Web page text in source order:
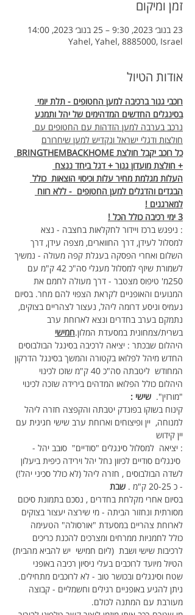
זמן ומיקום
23 בנוב׳ 2023, 9:30 – 25 בנוב׳ 2023, 14:00
Yahel, Yahel, 8885000, Israel
אודות הטיול
רוכבי גנור ברכיבה למען החטופים - תלת יומי
בסינגלים החדשים המדהימים של יהל ותמנע
נרכב בערבה למען הזדהות עם החטופים עם
חולצות ודגלי ישראל ונקדיש למען שיחרורם
+ חולצת מועדון גנור + דגל ביחד ננצח
העלות מגלמת מחיר עלות וכיסוי הוצאות  כולל
הבגדים והדגלים למען החטופים  - ללא רווח
למארגנים !
3 ימי רכיבה כולל הכל !
: ניפגש ברכז ויידור לחקלאות בחצבה - נצא
למסלול לעידן, דרך החווארים, מצפה עידן, דרך
השלום ואחרי הפסקה בעגלת קפה מעולה - נמשיך
לשמורת שיזף למסלול מעגלי סה"כ 42 ק"מ עם
250מ' טיפוס מצטבר - דרך מעולה לחמם את
המנועים והאופניים לקראת הצפוי להם מחר. בסיום
נעמיס וניסע דרומה ליהל, נעצור לצהריים בצוקים,
נתמקם בערב בחדרים ונצא לארוחת ערב
בשרית/צמחונית במסעדת המלון.חמישי
היהלום שבכתר : יציאה לרכיבה בסינגל הבולבוסים
החדש מיהל לפלואו בקטורה והמשך בסינגל הדרקון
המחודש  ליטבתה סה"כ 40 ק"מ שזכו לכינוי
היהלום כולל הפלואו המדהים בירידה שזכה לכינוי
"מורזין". שישי :
קינוח בשוקו בפונדק יטבתה והקפצה חזרה ליהל
למנוחה,  יין ופיצוחים וארוחת ערב שישי חגיגית עם
יין קידוש
: יציאה  למסלול סינגלים "סודיים"  סובב יהל -
סינגלים סודיים לכיוון נחל יהל וירידה כיפית ביעלון
לשדה הבולבוסים , חזרה ליהל (לא כולל סכיני יהל!)
- כ 20-25 ק"מ .
שבת
בסיום אחרי מקלחת בחדרים , נסכם בתמונת סיכום
מסורתית ונחזור הביתה - מי שירצה יעצור בצוקים
לארוחת צהריים במסעדת "אורסולה" הטעימה
כולל לחמניות ממרחים ומצרכים להכנת כריכים
לרכיבות שישי ושבת  (ליום חמישי  יש להביא מהבית)
הטיול מיועד לרוכבים בעלי ניסיון רכיבה באופני
שטח וסינגלים ובכושר טוב - לא לרוכבים מתחילים.
ניתן להגיע באופניים רגילים וחשמליים - קבוצה
מעורבת עם המתנה לכולם.